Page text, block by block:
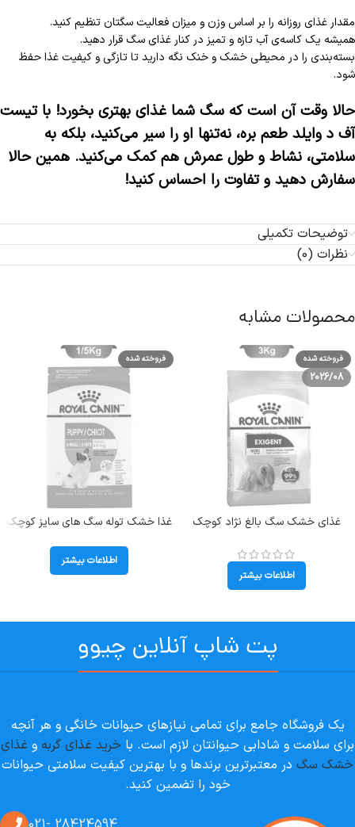
مقدار غذای روزانه را بر اساس وزن و میزان فعالیت سگتان تنظیم کنید.
همیشه یک کاسه‌ی آب تازه و تمیز در کنار غذای سگ قرار دهید.
بسته‌بندی را در محیطی خشک و خنک نگه دارید تا تازگی و کیفیت غذا حفظ
شود.
حالا وقت آن است که سگ شما غذای بهتری بخورد! با تیست
آف د وایلد طعم بره، نه‌تنها او را سیر می‌کنید، بلکه به
سلامتی، نشاط و طول عمرش هم کمک می‌کنید. همین حالا
سفارش دهید و تفاوت را احساس کنید!
توضیحات تکمیلی
نظرات (0)
محصولات مشابه
فروخته شده
2026/08
غذای خشک سگ بالغ نژاد کوچک
Exigent
اطلاعات بیشتر
فروخته شده
غذا خشک توله سگ های سایز کوچک
Small Puppy) وزن 1.5 کیلوگرماطلاعات بیشتر
پت شاپ آنلاین چیوو
یک فروشگاه جامع برای تمامی نیازهای حیوانات خانگی و هر آنچه
برای سلامت و شادابی حیوانتان لازم است. با خرید غذای گربه و غذای
خشک سگ در معتبرترین برندها و با بهترین کیفیت سلامتی حیوانات
خود را تضمین کنید.